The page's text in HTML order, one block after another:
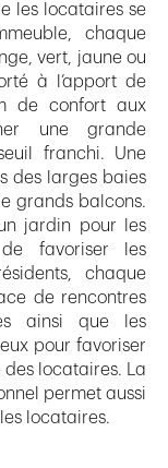
les locataires se
chaque
vert, jaune ou
à l’apport de
de confort aux
une grande
franchi. Une
des larges baies
grands balcons.
jardin pour les
favoriser les
chaque
de rencontres
ainsi que les
pour favoriser
des locataires. La
permet aussi
locataires.